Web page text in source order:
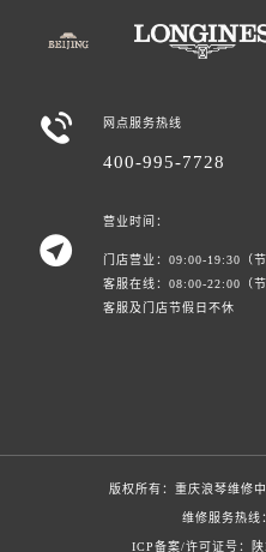
 网点服务热线
400-995-7728

营业时间：
门店营业：09:00-19:30（
客服在线：08:00-22:00（
客服及门店节假日不休
版权所有： 重庆浪琴维修
维修服务热线：
ICP备案/许可证号：